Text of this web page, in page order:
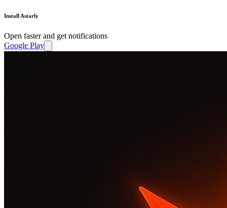
Install Astarly
Open faster and get notifications
Google Play